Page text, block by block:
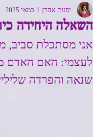
השאלה היחידה
יפעת אהרן 1 במאי 2025
אני מסתכלת סביב,
לעצמי: האם האדם
שנאה והפרדה